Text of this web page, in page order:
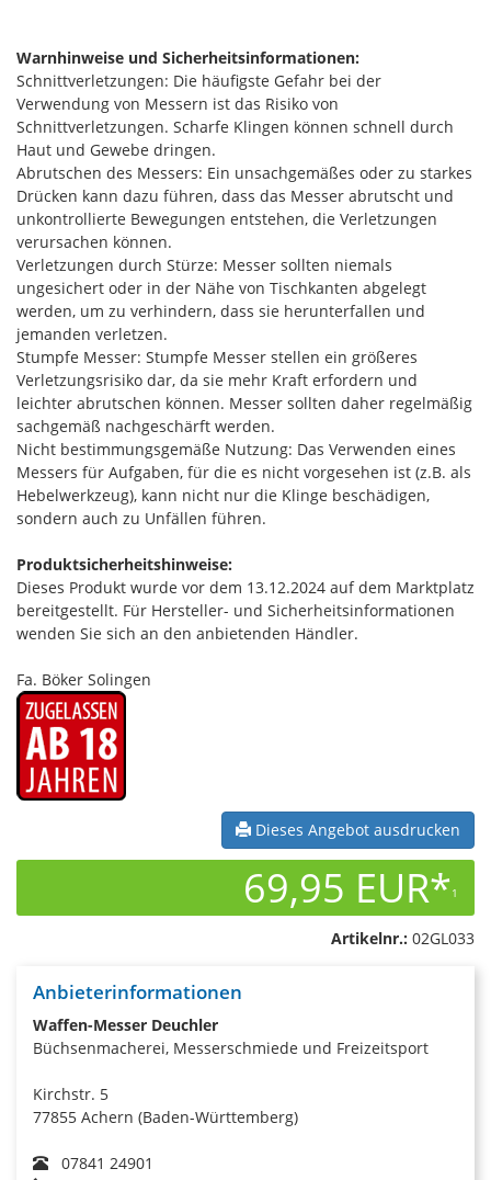
Warnhinweise und Sicherheitsinformationen:
Schnittverletzungen: Die häufigste Gefahr bei der
Verwendung von Messern ist das Risiko von
Schnittverletzungen. Scharfe Klingen können schnell durch
Haut und Gewebe dringen.
Abrutschen des Messers: Ein unsachgemäßes oder zu starkes
Drücken kann dazu führen, dass das Messer abrutscht und
unkontrollierte Bewegungen entstehen, die Verletzungen
verursachen können.
Verletzungen durch Stürze: Messer sollten niemals
ungesichert oder in der Nähe von Tischkanten abgelegt
werden, um zu verhindern, dass sie herunterfallen und
jemanden verletzen.
Stumpfe Messer: Stumpfe Messer stellen ein größeres
Verletzungsrisiko dar, da sie mehr Kraft erfordern und
leichter abrutschen können. Messer sollten daher regelmäßig
sachgemäß nachgeschärft werden.
Nicht bestimmungsgemäße Nutzung: Das Verwenden eines
Messers für Aufgaben, für die es nicht vorgesehen ist (z.B. als
Hebelwerkzeug), kann nicht nur die Klinge beschädigen,
sondern auch zu Unfällen führen.
Produktsicherheitshinweise:
Dieses Produkt wurde vor dem 13.12.2024 auf dem Marktplatz
bereitgestellt. Für Hersteller- und Sicherheitsinformationen
wenden Sie sich an den anbietenden Händler.
Fa. Böker Solingen
Dieses Angebot ausdrucken
69,95 EUR*1
Artikelnr.: 02GL033
Anbieterinformationen
Waffen-Messer Deuchler
Büchsenmacherei, Messerschmiede und Freizeitsport
Kirchstr. 5
77855 Achern (Baden-Württemberg)
07841 24901